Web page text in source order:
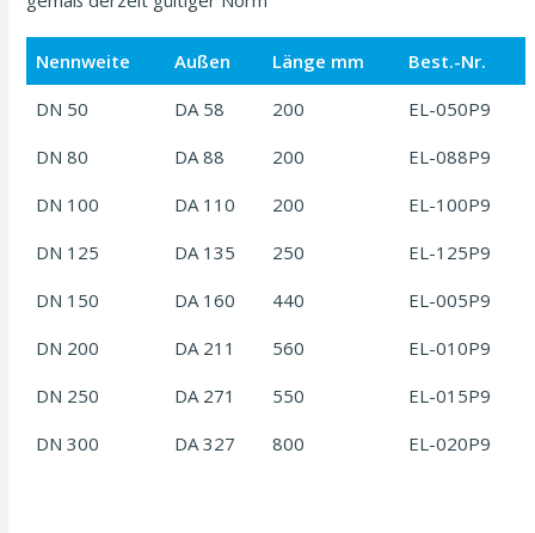
Nennweite Außen Länge mm
Best.-Nr.
DN 50
DA 58 200
EL-050P9
DN 80
DA 88 200
EL-088P9
DN 100
DA 110 200
EL-100P9
DN 125
DA 135 250
EL-125P9
DN 150
DA 160 440
EL-005P9
DN 200
DA 211 560
EL-010P9
DN 250
DA 271 550
EL-015P9
DN 300
DA 327 800 EL-020P9